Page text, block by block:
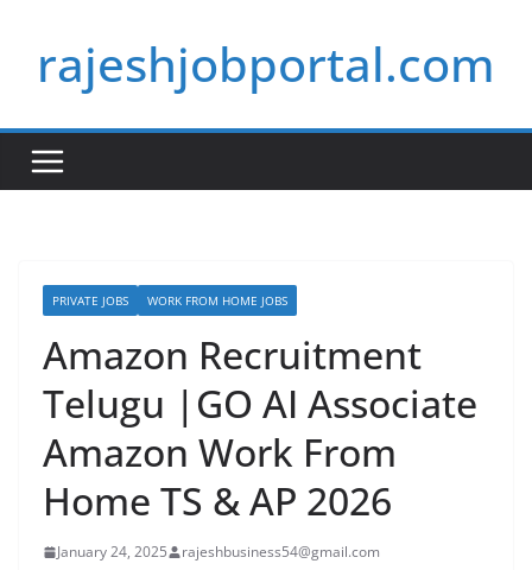
contentrajeshjobportal.com
PRIVATE JOBS WORK FROM HOME JOBS
Amazon Recruitment
Telugu |GO AI Associate
Amazon Work From
Home TS & AP 2026
January 24, 2025 rajeshbusiness54@gmail.com